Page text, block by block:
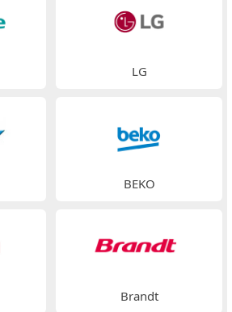
LG
BEKO
Brandt